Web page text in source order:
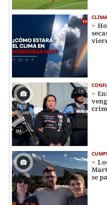
CLIMA
se